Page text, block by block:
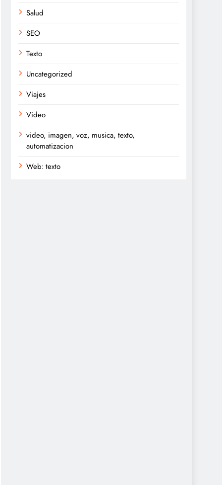
Salud
SEO
Texto
Uncategorized
Viajes
Video
video, imagen, voz, musica, texto,
automatizacion
Web: texto